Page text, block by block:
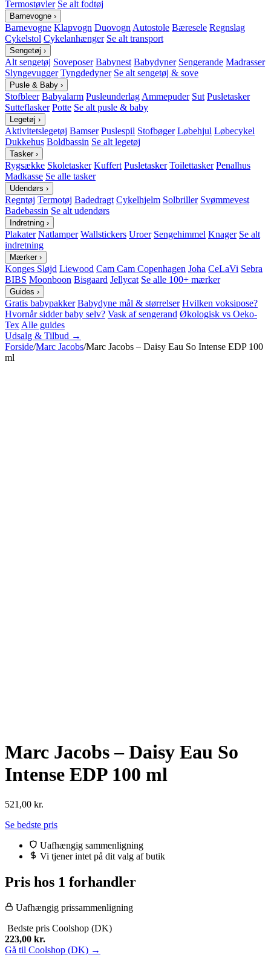
Termostøvler Se alt fodtøj
Barnevogne ›
Barnevogne Klapvogn Duovogn Autostole Bæresele Regnslag
Cykelstol Cykelanhænger Se alt transport
Sengetøj ›
Alt sengetøj Soveposer Babynest Babydyner Sengerande Madrasser
Slyngevugger Tyngdedyner Se alt sengetøj & sove
Pusle & Baby ›
Stofbleer Babyalarm Pusleunderlag Ammepuder Sut Pusletasker
Sutteflasker Potte Se alt pusle & baby
Legetøj ›
Aktivitetslegetøj Bamser Puslespil Stofbøger Løbehjul Løbecykel
Dukkehus Boldbassin Se alt legetøj
Tasker ›
Rygsække Skoletasker Kuffert Pusletasker Toilettasker Penalhus
Madkasse Se alle tasker
Udendørs ›
Regntøj Termotøj Badedragt Cykelhjelm Solbriller Svømmevest
Badebassin Se alt udendørs
Indretning ›
Plakater Natlamper Wallstickers Uroer Sengehimmel Knager Se alt
indretning
Mærker ›
Konges Sløjd Liewood Cam Cam Copenhagen Joha CeLaVi Sebra
BIBS Moonboon Bisgaard Jellycat Se alle 100+ mærker
Guides ›
Gratis babypakker Babydyne mål & størrelser Hvilken voksipose?
Hvornår sidder baby selv? Vask af sengerand Økologisk vs Oeko-
Tex Alle guides
Udsalg & Tilbud →
Forside/Marc Jacobs/Marc Jacobs – Daisy Eau So Intense EDP 100
ml
Marc Jacobs – Daisy Eau So
Intense EDP 100 ml
521,00 kr.
Se bedste pris
Uafhængig sammenligning
Vi tjener intet på dit valg af butik
Pris hos 1 forhandler
Uafhængig prissammenligning
Bedste pris Coolshop (DK)
223,00 kr.
Gå til Coolshop (DK) →